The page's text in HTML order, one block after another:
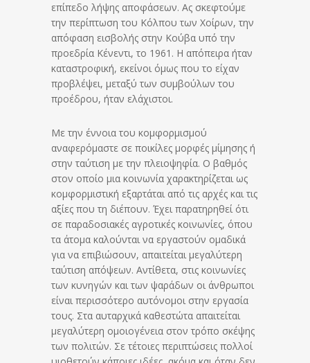
επίπεδο λήψης αποφάσεων. Ας σκεφτούμε
την περίπτωση του Κόλπου των Χοίρων, την
απόφαση εισβολής στην Κούβα υπό την
προεδρία Κένεντι, το 1961. Η απόπειρα ήταν
καταστροφική, εκείνοι όμως που το είχαν
προβλέψει, μεταξύ των συμβούλων του
προέδρου, ήταν ελάχιστοι.
Με την έννοια του κομφορμισμού
αναφερόμαστε σε ποικίλες μορφές μίμησης ή
στην ταύτιση με την πλειοψηφία. Ο βαθμός
στον οποίο μια κοινωνία χαρακτηρίζεται ως
κομφορμιστική εξαρτάται από τις αρχές και τις
αξίες που τη διέπουν. Έχει παρατηρηθεί ότι
σε παραδοσιακές αγροτικές κοινωνίες, όπου
τα άτομα καλούνται να εργαστούν ομαδικά
για να επιβιώσουν, απαιτείται μεγαλύτερη
ταύτιση απόψεων. Αντίθετα, στις κοινωνίες
των κυνηγών και των ψαράδων οι άνθρωποι
είναι περισσότερο αυτόνομοι στην εργασία
τους. Στα αυταρχικά καθεστώτα απαιτείται
μεγαλύτερη ομοιογένεια στον τρόπο σκέψης
των πολιτών. Σε τέτοιες περιπτώσεις πολλοί